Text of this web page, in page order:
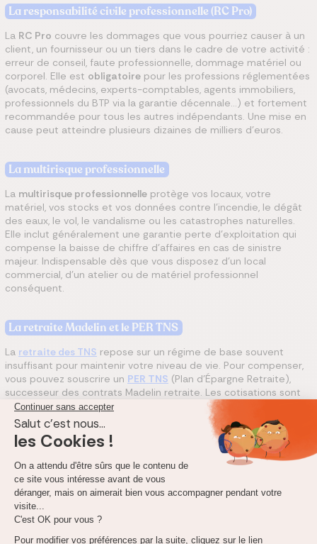
La responsabilité civile professionnelle (RC Pro)
La RC Pro couvre les dommages que vous pourriez causer à un
client, un fournisseur ou un tiers dans le cadre de votre activité :
erreur de conseil, faute professionnelle, dommage matériel ou
corporel. Elle est obligatoire pour les professions réglementées
(avocats, médecins, experts-comptables, agents immobiliers,
professionnels du BTP via la garantie décennale…) et fortement
recommandée pour tous les autres indépendants. Une mise en
cause peut atteindre plusieurs dizaines de milliers d’euros.
La multirisque professionnelle
La multirisque professionnelle protège vos locaux, votre
matériel, vos stocks et vos données contre l’incendie, le dégât
des eaux, le vol, le vandalisme ou les catastrophes naturelles.
Elle inclut généralement une garantie perte d’exploitation qui
compense la baisse de chiffre d’affaires en cas de sinistre
majeur. Indispensable dès que vous disposez d’un local
commercial, d’un atelier ou de matériel professionnel
conséquent.
La retraite Madelin et le PER TNS
La retraite des TNS repose sur un régime de base souvent
insuffisant pour maintenir votre niveau de vie. Pour compenser,
vous pouvez souscrire un PER TNS (Plan d’Épargne Retraite),
successeur des contrats Madelin retraite. Les cotisations sont
déductibles de votre revenu imposable et le capital est
récupérable en rente ou en capital à la retraite.
Cas particulier : l’assurance pour l’auto-entrepreneur
assurance pour auto-entrepreneur
logique que pour les autres TNS, avec une différence majeure :
les micro-entrepreneurs ne peuvent pas bénéficier de la
déductibilité fiscale de la loi Madelin. Leurs cotisations restent
entièrement à leur charge, ce qui rend d’autant plus important